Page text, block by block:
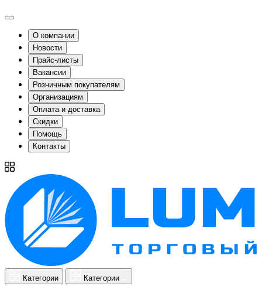
О компании
Новости
Прайс-листы
Вакансии
Розничным покупателям
Организациям
Оплата и доставка
Скидки
Помощь
Контакты
Категории Категории